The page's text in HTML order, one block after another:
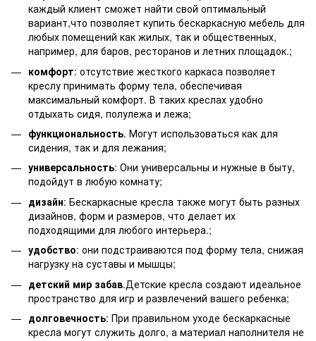
каждый клиент сможет найти свой оптимальный
вариант,что позволяет купить бескаркасную мебель для
любых помещений как жилых, так и общественных,
например, для баров, ресторанов и летних площадок.;
комфорт: отсутствие жесткого каркаса позволяет
креслу принимать форму тела, обеспечивая
максимальный комфорт. В таких креслах удобно
отдыхать сидя, полулежа и лежа;
функциональность. Могут использоваться как для
сидения, так и для лежания;
универсальность: Они универсальны и нужные в быту,
подойдут в любую комнату;
дизайн: Бескаркасные кресла также могут быть разных
дизайнов, форм и размеров, что делает их
подходящими для любого интерьера.;
удобство: они подстраиваются под форму тела, снижая
нагрузку на суставы и мышцы;
детский мир забав.Детские кресла создают идеальное
пространство для игр и развлечений вашего ребенка;
долговечность: При правильном уходе бескаркасные
кресла могут служить долго, а материал наполнителя не